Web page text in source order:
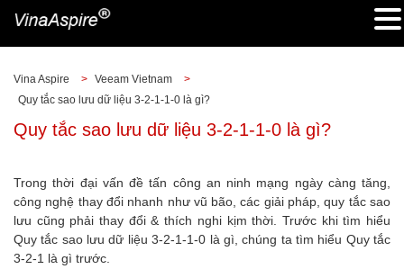
Vina Aspire > Veeam Vietnam
>
Quy tắc sao lưu dữ liệu 3-2-1-1-0 là gì?
Quy tắc sao lưu dữ liệu 3-2-1-1-0 là gì?
Trong thời đại vấn đề tấn công an ninh mạng ngày càng tăng,
công nghệ thay đổi nhanh như vũ bão, các giải pháp, quy tắc sao
lưu cũng phải thay đổi & thích nghi kịm thời. Trước khi tìm hiểu
Quy tắc sao lưu dữ liệu 3-2-1-1-0 là gì, chúng ta tìm hiểu Quy tắc
3-2-1 là gì trước.